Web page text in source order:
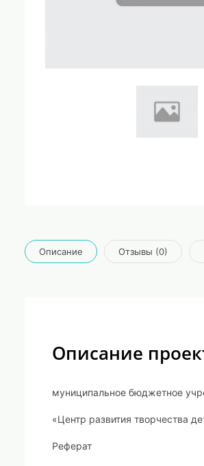
Описание Отзывы (0)
Описание
муниципальное бюджетное
«Центр развития творчества
Реферат